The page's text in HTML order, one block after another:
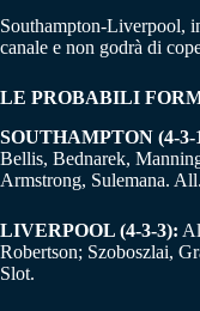
Southampton-Liverpool,
canale e non godrà di
LE PROBABILI
SOUTHAMPTON (4-3-
Bellis, Bednarek,
Armstrong, Sulemana.
LIVERPOOL (4-3-3):
Robertson; Szoboszlai,
Slot.